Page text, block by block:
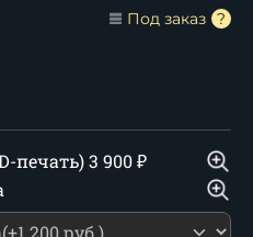
Под заказ
печать)3 900₽